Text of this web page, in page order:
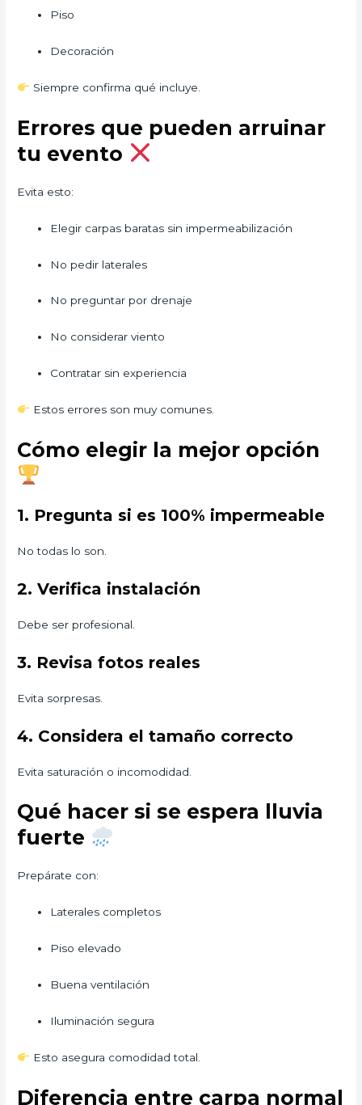
Piso
Decoración
Siempre confirma qué incluye.
Errores que pueden arruinar
tu evento
Evita esto:
Elegir carpas baratas sin impermeabilización
No pedir laterales
No preguntar por drenaje
No considerar viento
Contratar sin experiencia
Estos errores son muy comunes.
Cómo elegir la mejor opción
1. Pregunta si es 100% impermeable
No todas lo son.
2. Verifica instalación
Debe ser profesional.
3. Revisa fotos reales
Evita sorpresas.
4. Considera el tamaño correcto
Evita saturación o incomodidad.
Qué hacer si se espera lluvia
fuerte
Prepárate con:
Laterales completos
Piso elevado
Buena ventilación
Iluminación segura
Esto asegura comodidad total.
Diferencia entre carpa normal